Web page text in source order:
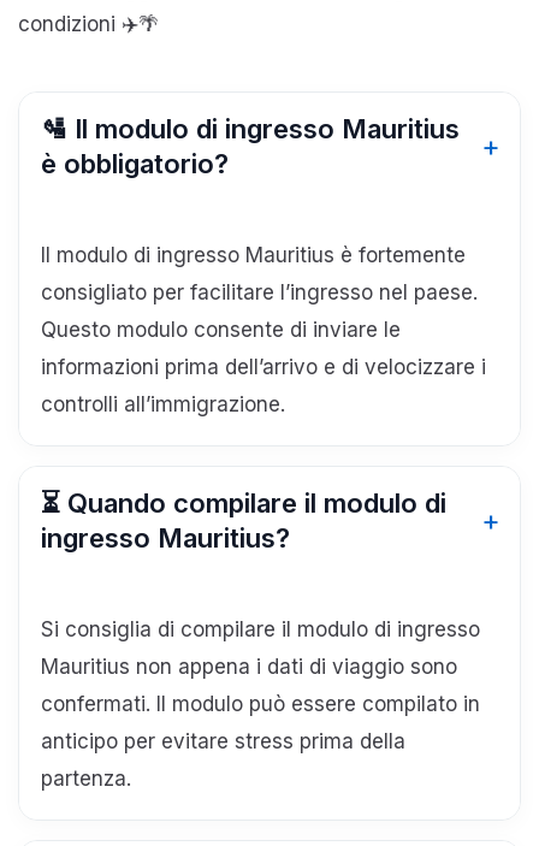
condizioni ✈️🌴
🛂 Il modulo di ingresso Mauritius
è obbligatorio?
Il modulo di ingresso Mauritius è fortemente
consigliato per facilitare l’ingresso nel paese.
Questo modulo consente di inviare le
informazioni prima dell’arrivo e di velocizzare i
controlli all’immigrazione.
⏳ Quando compilare il modulo di
ingresso Mauritius?
Si consiglia di compilare il modulo di ingresso
Mauritius non appena i dati di viaggio sono
confermati. Il modulo può essere compilato in
anticipo per evitare stress prima della
partenza.